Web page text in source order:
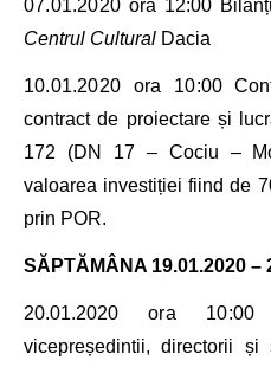
07.01.2020 ora 12:00
Centrul Cultural Dacia
10.01.2020 ora 10:00
contract de proiectare și
172 (DN 17 – Cociu –
valoarea investiției fiind de
prin POR.
SĂPTĂMÂNA 19.01.2020 –
20.01.2020ora 10:00
vicepreședintii, directorii